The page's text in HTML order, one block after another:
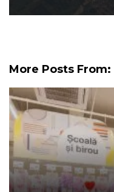
More Posts From: